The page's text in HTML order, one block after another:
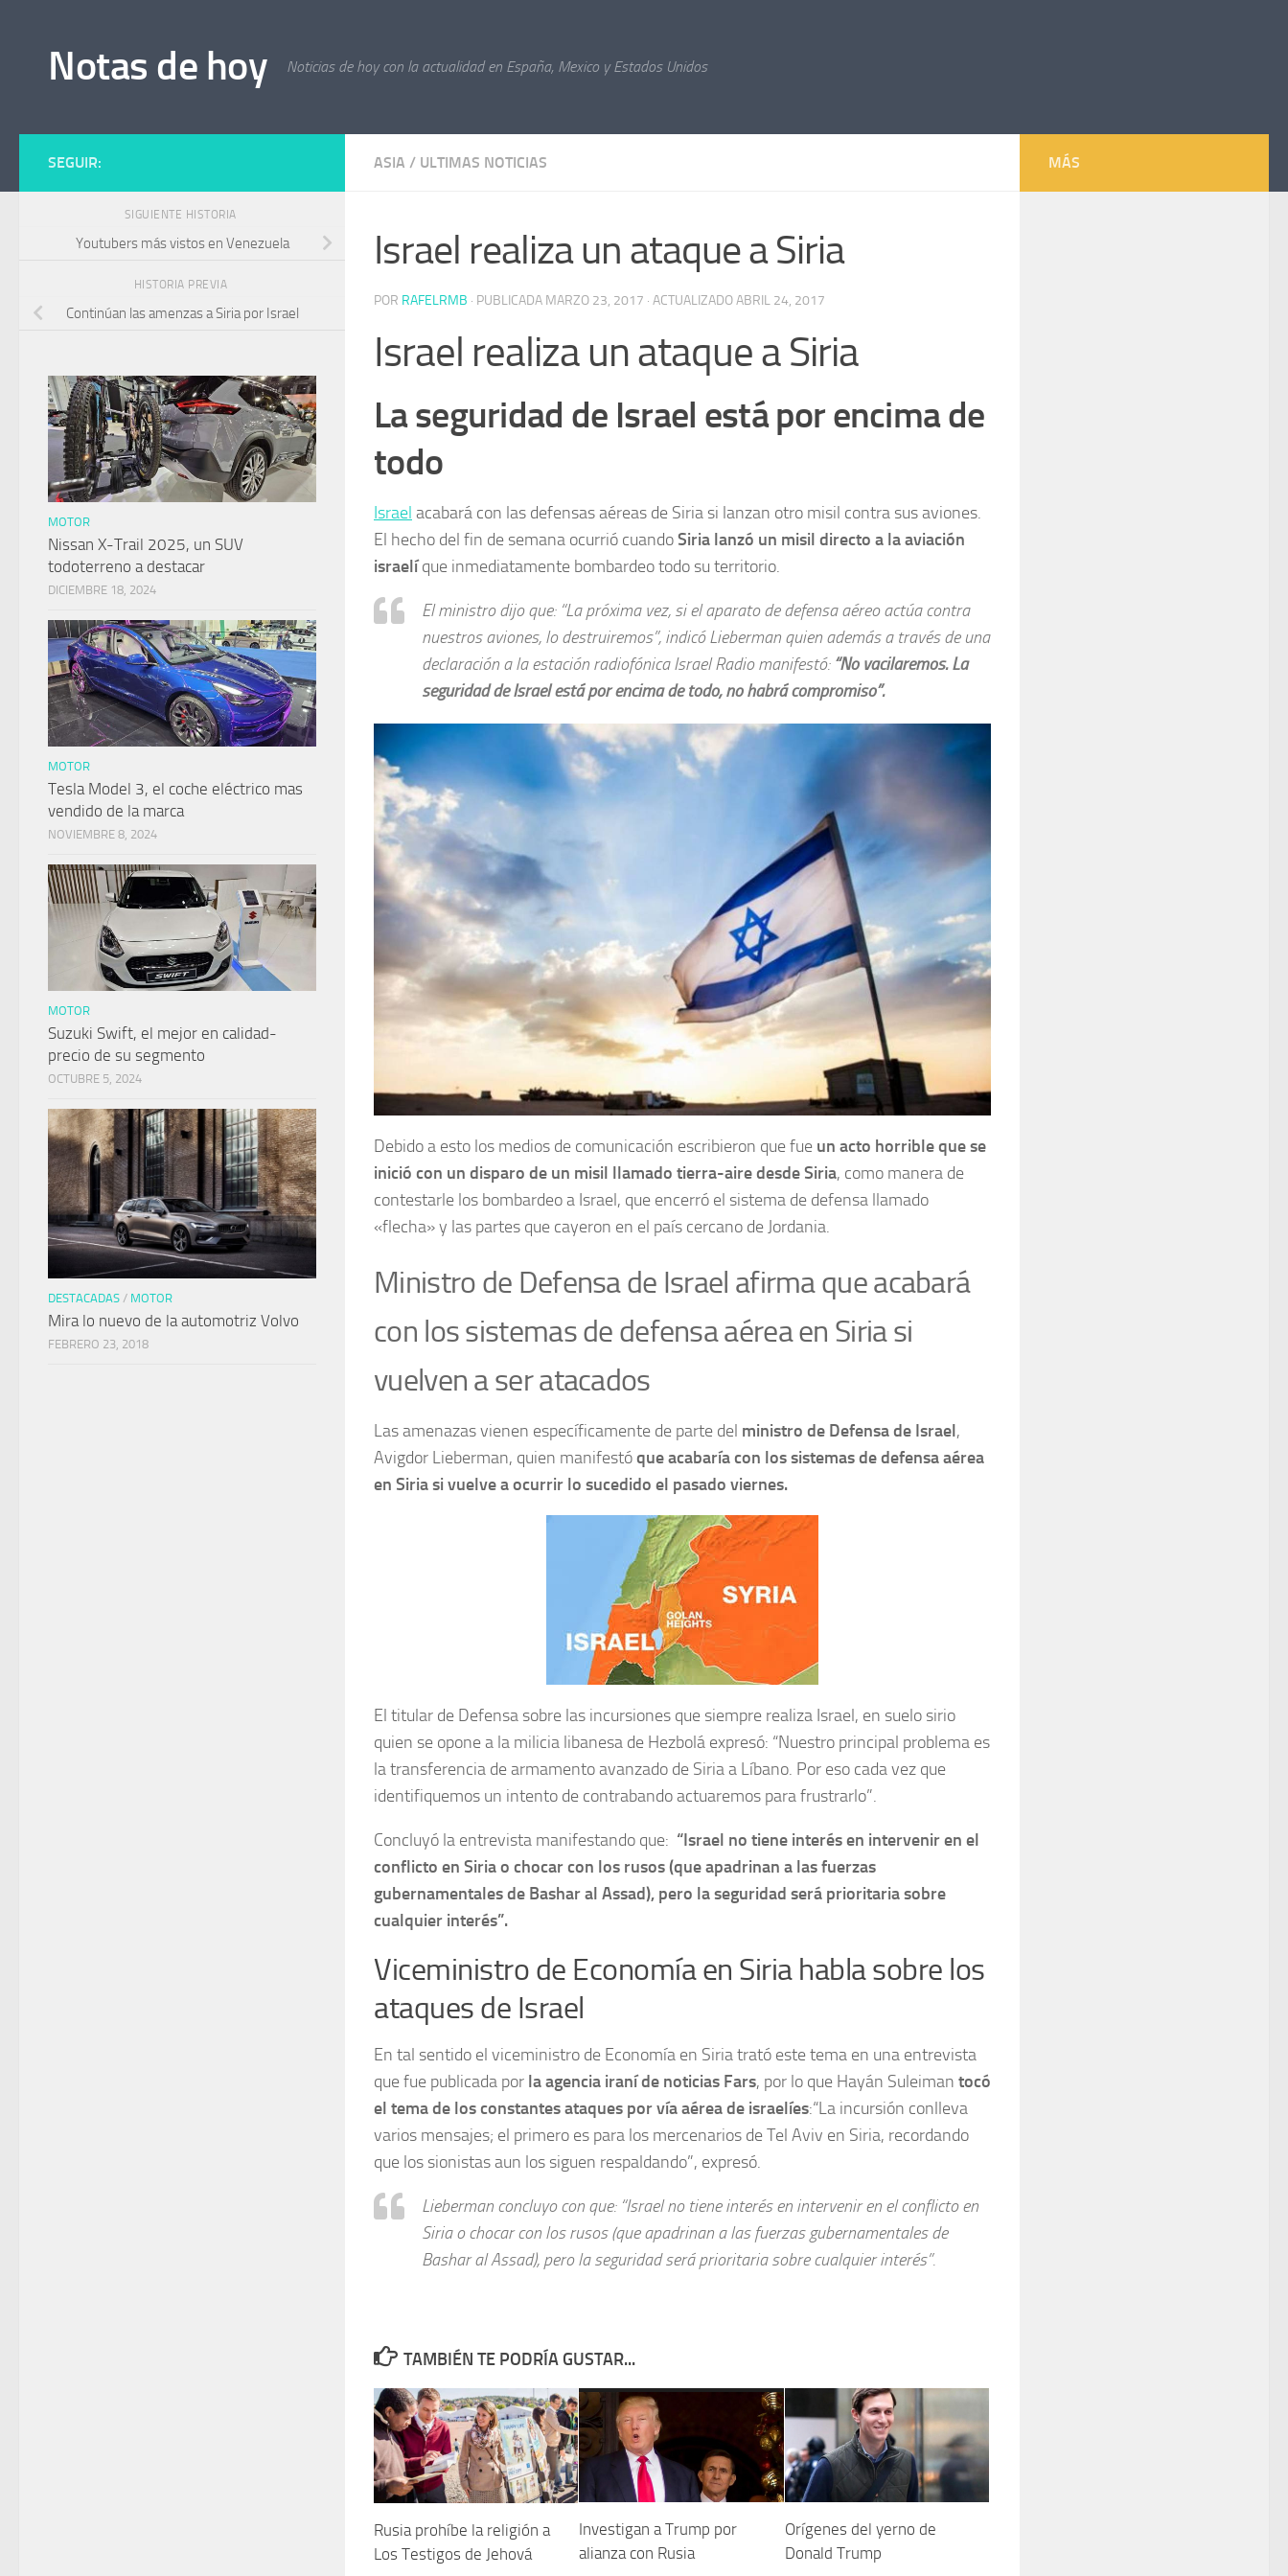
Notas de hoy Noticias de hoy con la actualidad en España, Mexico y Estados Unidos
ASIA / ULTIMAS NOTICIAS
Israel realiza un ataque a Siria
POR RAFELRMB · PUBLICADA MARZO 23, 2017 · ACTUALIZADOABRIL 24, 2017
Israel realiza un ataque a Siria
La seguridad de Israel está por encima de
todo
Israel acabará con las defensas aéreas de Siria si lanzan otro misil contra sus aviones.
El hecho del fin de semana ocurrió cuandoSiria lanzó un misil directo a la aviación
israelíque inmediatamente bombardeo todo su territorio.
El ministro dijo que: “La próxima vez, si el aparato de defensa aéreo actúa contra
nuestros aviones, lo destruiremos”, indicó Lieberman quien además a través de una
declaración a la estación radiofónica Israel Radio manifestó: “No vacilaremos. La
seguridad de Israel está por encima de todo, no habrá compromiso”.
Debido a esto los medios de comunicación escribieron que fue un acto horrible que se
inició con un disparo de un misil llamado tierra-aire desde Siria, como manera de
contestarle los bombardeo a Israel, que encerró el sistema de defensa llamado
«flecha» y las partes que cayeron en el país cercano de Jordania.
Ministro de Defensa de Israel afirma que acabará
con los sistemas de defensa aérea en Siria si
vuelven a ser atacados
Las amenazas vienen específicamente de parte del ministro de Defensa de Israel,
Avigdor Lieberman, quien manifestóque acabaría con los sistemas de defensa aérea
en Siriasi vuelve a ocurrir lo sucedido el pasado viernes.
El titular de Defensa sobre las incursiones que siempre realiza Israel, en suelo sirio
quien se opone a la milicia libanesa de Hezbolá expresó: “Nuestro principal problema es
la transferencia de armamento avanzado de Siria a Líbano. Por eso cada vez que
identifiquemos un intento de contrabando actuaremos para frustrarlo”.
Concluyó la entrevista manifestando que: “Israel no tiene interés en intervenir en el
conflicto en Siria o chocar con los rusos (que apadrinan a las fuerzas
gubernamentales de Bashar al Assad), pero la seguridad será prioritaria sobre
cualquier interés”.
Viceministro de Economía en Siria habla sobre los
ataques de Israel
En tal sentido el viceministro de Economía en Siria trató este tema en una entrevista
que fue publicada por la agencia iraní de noticias Fars, por lo que Hayán Suleiman tocó
el tema de los constantes ataques por vía aérea de israelíes:“La incursión conlleva
varios mensajes; el primero es para los mercenarios de Tel Aviv en Siria, recordando
que los sionistas aun los siguen respaldando”, expresó.
Lieberman concluyo con que: “Israel no tiene interés en intervenir en el conflicto en
Siria o chocar con los rusos (que apadrinan a las fuerzas gubernamentales de
Bashar al Assad), pero la seguridad será prioritaria sobre cualquier interés”.
TAMBIÉN TE PODRÍA GUSTAR...
Rusia prohíbe la religión a
Los Testigos de Jehová
Investigan a Trump por
alianza con Rusia
Orígenes del yerno de
Donald Trump
SEGUIR:
SIGUIENTE HISTORIA
Youtubers más vistos en Venezuela
HISTORIA PREVIA
Continúan las amenzas a Siria por Israel
MOTOR
Nissan X-Trail 2025, un SUV
todoterreno a destacar
DICIEMBRE 18, 2024
MOTOR
Tesla Model 3, el coche eléctrico mas
vendido de la marca
NOVIEMBRE 8, 2024
MOTOR
Suzuki Swift, el mejor en calidad-
precio de su segmento
OCTUBRE 5, 2024
DESTACADAS / MOTOR
Mira lo nuevo de la automotriz Volvo
FEBRERO 23, 2018
MÁS